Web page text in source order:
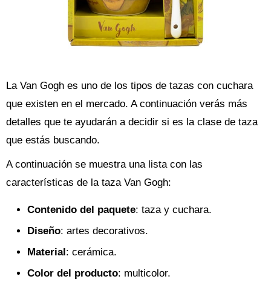
La Van Gogh es uno de los tipos de tazas con cuchara
que existen en el mercado. A continuación verás más
detalles que te ayudarán a decidir si es la clase de taza
que estás buscando.
A continuación se muestra una lista con las
características de la taza Van Gogh:
Contenido del paquete: taza y cuchara.
Diseño: artes decorativos.
Material: cerámica.
Color del producto: multicolor.